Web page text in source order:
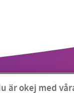
är okej med